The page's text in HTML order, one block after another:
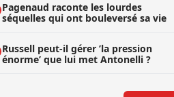
Pagenaud raconte les lourdes
séquelles qui ont bouleversé sa vie
Russell peut-il gérer ’la pression
énorme’ que lui met Antonelli ?